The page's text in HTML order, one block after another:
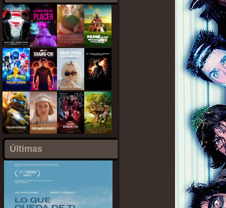
Últimas